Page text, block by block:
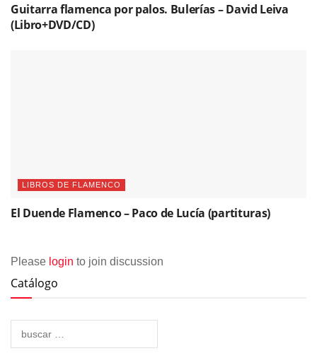
Guitarra flamenca por palos. Bulerías – David Leiva
(Libro+DVD/CD)
LIBROS DE FLAMENCO
El Duende Flamenco – Paco de Lucía (partituras)
Please login to join discussion
Catálogo